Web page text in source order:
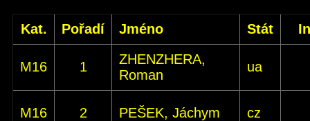
Kat. Pořadí Jméno Stát
M16 1
ZHENZHERA,
Roman
ua
M16 2 PEŠEK, Jáchym cz